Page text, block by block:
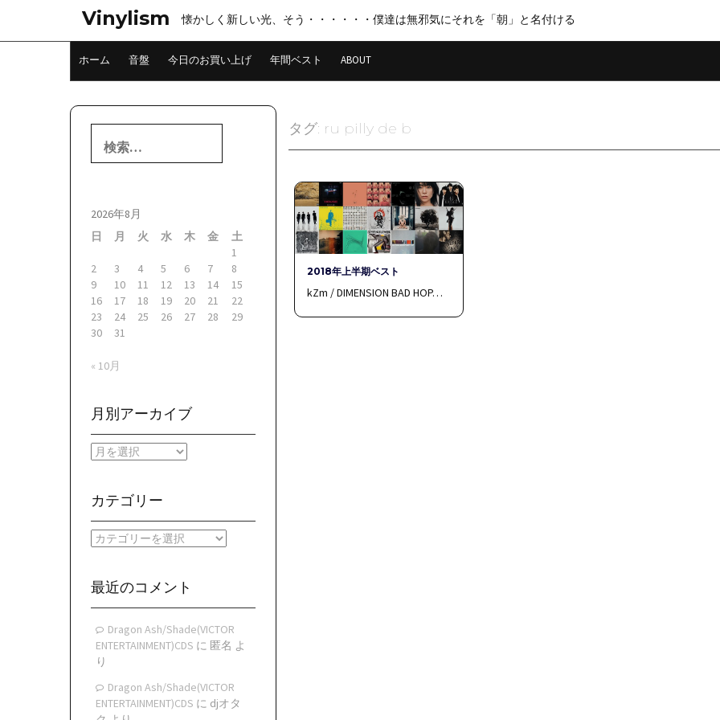
テ
Vinylism 懐かしく新しい光、そう・・・・・・僕達は無邪気にそれを「朝」と名付ける
ホーム 音盤 今日のお買い上げ 年間ベスト ABOUT
タグ: ru pilly de b
2018年上半期ベスト
kZm / DIMENSION BAD HOP…
索:
2026年8月
日
月 火 水 木 金
土
1
2
3 4 5 6 7
8
9
10 11 12 13 14
15
16
17 18 19 20 21
22
23
24 25 26 27 28
29
30
31
« 10月
月別アーカイブ
月
ー
イ
ブ
カテゴリー
カ
リ
最近のコメント
Dragon Ash/Shade(VICTOR
ENTERTAINMENT)CDS に 匿名 よ
り
Dragon Ash/Shade(VICTOR
ENTERTAINMENT)CDS に djオタ